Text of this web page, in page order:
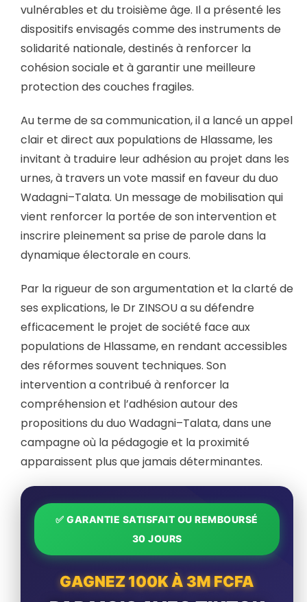
vulnérables et du troisième âge. Il a présenté les
dispositifs envisagés comme des instruments de
solidarité nationale, destinés à renforcer la
cohésion sociale et à garantir une meilleure
protection des couches fragiles.
Au terme de sa communication, il a lancé un appel
clair et direct aux populations de Hlassame, les
invitant à traduire leur adhésion au projet dans les
urnes, à travers un vote massif en faveur du duo
Wadagni–Talata. Un message de mobilisation qui
vient renforcer la portée de son intervention et
inscrire pleinement sa prise de parole dans la
dynamique électorale en cours.
Par la rigueur de son argumentation et la clarté de
ses explications, le Dr ZINSOU a su défendre
efficacement le projet de société face aux
populations de Hlassame, en rendant accessibles
des réformes souvent techniques. Son
intervention a contribué à renforcer la
compréhension et l’adhésion autour des
propositions du duo Wadagni–Talata, dans une
campagne où la pédagogie et la proximité
apparaissent plus que jamais déterminantes.
✅ GARANTIE SATISFAIT OU REMBOURSÉ
30 JOURS
GAGNEZ 100K À 3M FCFA